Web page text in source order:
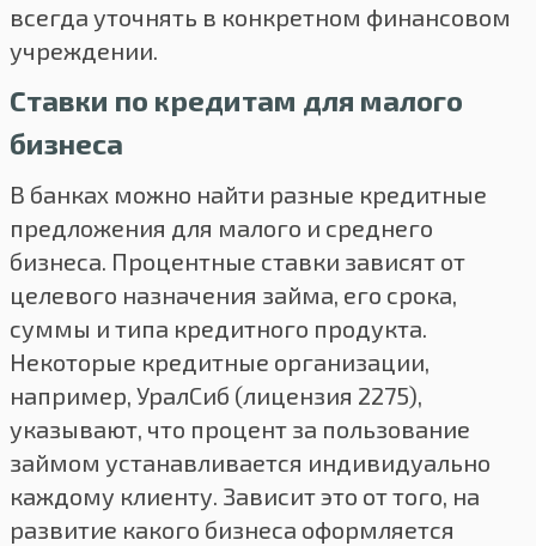
всегда уточнять в конкретном финансовом
учреждении.
Ставки по кредитам для малого
бизнеса
В банках можно найти разные кредитные
предложения для малого и среднего
бизнеса. Процентные ставки зависят от
целевого назначения займа, его срока,
суммы и типа кредитного продукта.
Некоторые кредитные организации,
например, УралСиб (лицензия 2275),
указывают, что процент за пользование
займом устанавливается индивидуально
каждому клиенту. Зависит это от того, на
развитие какого бизнеса оформляется